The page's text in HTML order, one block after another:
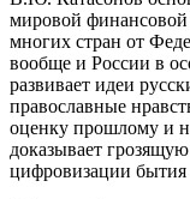
мировой финансовой
многих стран от
вообще и России в
развивает идеи
православные
оценку прошлому и
доказывает
цифровизации бытия